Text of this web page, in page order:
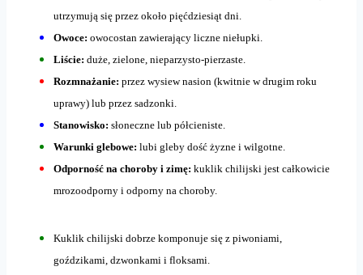
utrzymują się przez około pięćdziesiąt dni.
Owoce: owocostan zawierający liczne niełupki.
Liście: duże, zielone, nieparzysto-pierzaste.
Rozmnażanie: przez wysiew nasion (kwitnie w drugim roku
uprawy) lub przez sadzonki.
Stanowisko: słoneczne lub półcieniste.
Warunki glebowe: lubi gleby dość żyzne i wilgotne.
Odporność na choroby i zimę: kuklik chilijski jest całkowicie
mrozoodporny i odporny na choroby.
Kuklik chilijski dobrze komponuje się z piwoniami,
goździkami, dzwonkami i floksami.